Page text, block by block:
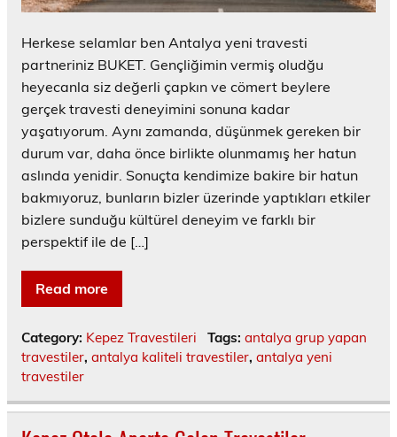
Herkese selamlar ben Antalya yeni travesti
partneriniz BUKET. Gençliğimin vermiş oludğu
heyecanla siz değerli çapkın ve cömert beylere
gerçek travesti deneyimini sonuna kadar
yaşatıyorum. Aynı zamanda, düşünmek gereken bir
durum var, daha önce birlikte olunmamış her hatun
aslında yenidir. Sonuçta kendimize bakire bir hatun
bakmıyoruz, bunların bizler üzerinde yaptıkları etkiler
bizlere sunduğu kültürel deneyim ve farklı bir
perspektif ile de […]
Read more
Category: Kepez Travestileri Tags: antalya grup yapan
travestiler, antalya kaliteli travestiler, antalya yeni
travestiler